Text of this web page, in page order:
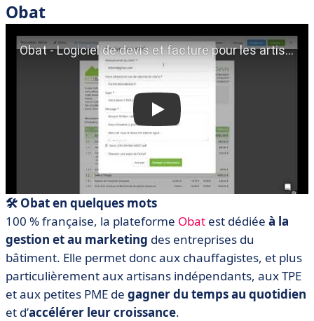
Obat
🛠️ Obat en quelques mots
100 % française, la plateforme Obat est dédiée à la
gestion et au marketing des entreprises du
bâtiment. Elle permet donc aux chauffagistes, et plus
particulièrement aux artisans indépendants, aux TPE
et aux petites PME de gagner du temps au quotidien
et d’accélérer leur croissance.